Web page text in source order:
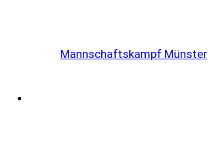
Mannschaftskampf Münster